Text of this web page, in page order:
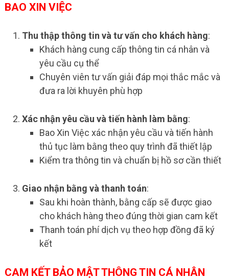
BAO XIN VIỆC
Thu thập thông tin và tư vấn cho khách hàng:
Khách hàng cung cấp thông tin cá nhân và
yêu cầu cụ thể
Chuyên viên tư vấn giải đáp mọi thắc mắc và
đưa ra lời khuyên phù hợp
Xác nhận yêu cầu và tiến hành làm bằng:
Bao Xin Việc xác nhận yêu cầu và tiến hành
thủ tục làm bằng theo quy trình đã thiết lập
Kiểm tra thông tin và chuẩn bị hồ sơ cần thiết
Giao nhận bằng và thanh toán:
Sau khi hoàn thành, bằng cấp sẽ được giao
cho khách hàng theo đúng thời gian cam kết
Thanh toán phí dịch vụ theo hợp đồng đã ký
kết
CAM KẾT BẢO MẬT THÔNG TIN CÁ NHÂN